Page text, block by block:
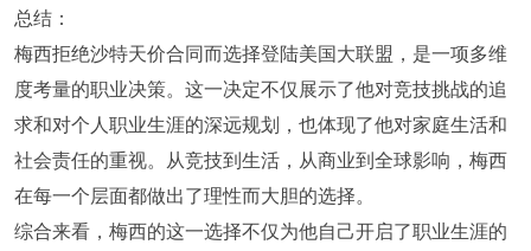
总结：
梅西拒绝沙特天价合同而选择登陆美国大联盟，是一项多维
度考量的职业决策。这一决定不仅展示了他对竞技挑战的追
求和对个人职业生涯的深远规划，也体现了他对家庭生活和
社会责任的重视。从竞技到生活，从商业到全球影响，梅西
在每一个层面都做出了理性而大胆的选择。
综合来看，梅西的这一选择不仅为他自己开启了职业生涯的